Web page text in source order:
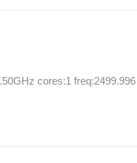
cores:1